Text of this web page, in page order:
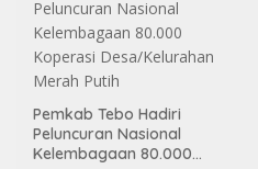
Pemkab Tebo Hadiri
Peluncuran Nasional
Kelembagaan 80.000